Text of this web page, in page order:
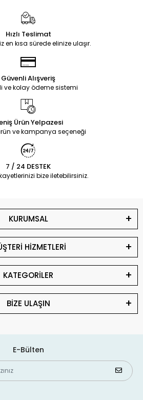
Hızlı Teslimat
en kısa sürede elinize ulaşır.
Güvenli Alışveriş
ve kolay ödeme sistemi
Ürün Yelpazesi
ve kampanya seçeneği
7 / 24 DESTEK
bize iletebilirsiniz.
KURUMSAL
HİZMETLERİ
KATEGORİLER
BİZE ULAŞIN
E-Bülten